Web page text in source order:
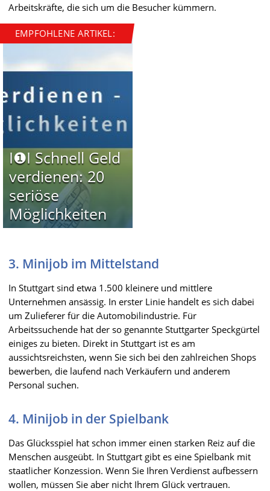
Arbeitskräfte, die sich um die Besucher kümmern.
EMPFOHLENE ARTIKEL:
I❶I Schnell Geld
verdienen: 20
seriöse
Möglichkeiten
3. Minijob im Mittelstand
In Stuttgart sind etwa 1.500 kleinere und mittlere
Unternehmen ansässig. In erster Linie handelt es sich dabei
um Zulieferer für die Automobilindustrie. Für
Arbeitssuchende hat der so genannte Stuttgarter Speckgürtel
einiges zu bieten. Direkt in Stuttgart ist es am
aussichtsreichsten, wenn Sie sich bei den zahlreichen Shops
bewerben, die laufend nach Verkäufern und anderem
Personal suchen.
4. Minijob in der Spielbank
Das Glücksspiel hat schon immer einen starken Reiz auf die
Menschen ausgeübt. In Stuttgart gibt es eine Spielbank mit
staatlicher Konzession. Wenn Sie Ihren Verdienst aufbessern
wollen, müssen Sie aber nicht Ihrem Glück vertrauen.